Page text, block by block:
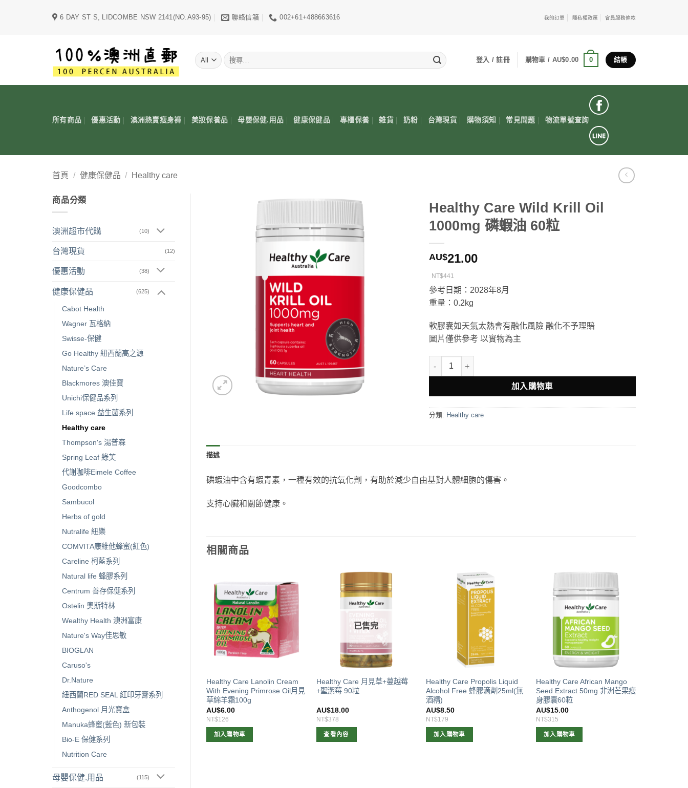
6 DAY ST S, LIDCOMBE NSW 2141(NO.A93-95) 聯絡信箱 002+61+488663616 我的訂單 隱私權政策 會員服務條款
搜
尋
鍵
登入 / 註冊 購物車 / AU$0.00 0 結帳
所有商品 優惠活動 澳洲熱賣瘦身褲 美妝保養品 母嬰保健.用品 健康保健品 專櫃保養 雜貨 奶粉 台灣現貨 購物須知 常見問題 物流單號查詢
首頁 / 健康保健品 / Healthy care
商品分類
澳洲超市代購 (10)
台灣現貨 (12)
優惠活動 (38)
健康保健品 (625)
Cabot Health
Wagner 瓦格納
Swisse-保健
Go Healthy 紐西蘭高之源
Nature’s Care
Blackmores 澳佳寶
Unichi保健品系列
Life space 益生菌系列
Healthy care
Thompson's 湯普森
Spring Leaf 綠芙
代謝咖啡Eimele Coffee
Goodcombo
Sambucol
Herbs of gold
Nutralife 紐樂
COMVITA康維他蜂蜜(紅色)
Careline 柯藍系列
Natural life 蜂膠系列
Centrum 善存保健系列
Ostelin 奧斯特林
Wealthy Health 澳洲富康
Nature's Way佳思敏
BIOGLAN
Caruso's
Dr.Nature
紐西蘭RED SEAL 紅印牙膏系列
Anthogenol 月光寶盒
Manuka蜂蜜(藍色) 新包裝
Bio-E 保健系列
Nutrition Care
母嬰保健.用品 (115)
Healthy Care Wild Krill Oil
1000mg 磷蝦油 60粒
AU$21.00
NT$441
參考日期：2028年8月
重量：0.2kg
軟膠囊如天氣太熱會有融化風險 融化不予理賠
圖片僅供參考 以實物為主
Healthy Care Wild Krill Oil 1000mg 磷蝦油 60粒 數量
加入購物車
分類: Healthy care
描述
‎磷蝦油中含有蝦青素，一種有效的抗氧化劑，有助於減少自由基對人體細胞的傷害。‎
‎支持心臟和關節健康。‎
相關商品
Healthy Care Lanolin Cream
With Evening Primrose Oil月見
草綿羊霜100g
AU$6.00
NT$126
加入購物車
已售完
Healthy Care 月見草+蔓越莓
+聖潔莓 90粒
AU$18.00
NT$378
查看內容
Healthy Care Propolis Liquid
Alcohol Free 蜂膠滴劑25ml(無
酒精)
AU$8.50
NT$179
加入購物車
Healthy Care African Mango
Seed Extract 50mg 非洲芒果瘦
身膠囊60粒
AU$15.00
NT$315
加入購物車
Care Super Cranberry
Vitamin E Cream高保濕VE綿羊
霜
AU$6.00
NT$126
加入購物車